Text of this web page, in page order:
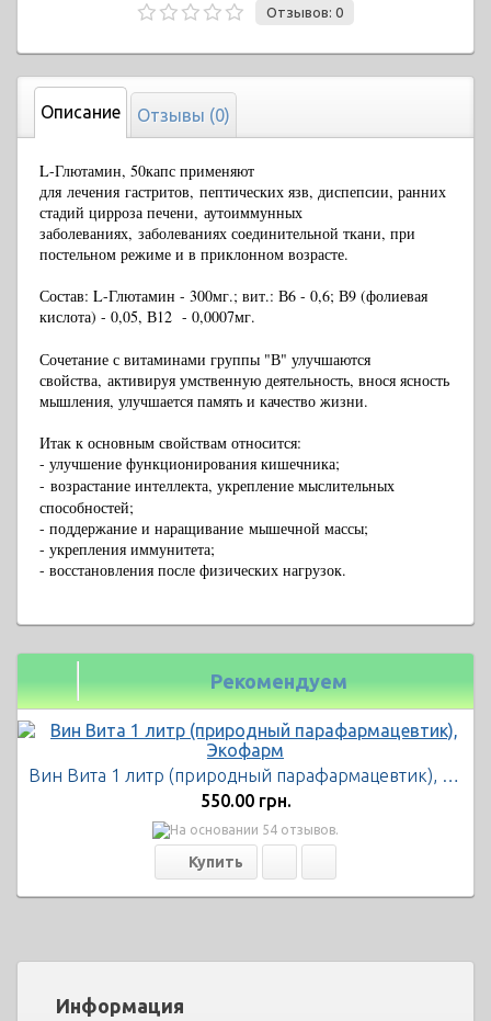
Отзывов: 0
Описание Отзывы (0)
L-Глютамин, 50капс применяют
для лечения гастритов, пептических язв, диспепсии, ранних
стадий цирроза печени, аутоиммунных
заболеваниях, заболеваниях соединительной ткани, при
постельном режиме и в приклонном возрасте.
Состав: L-Глютамин - 300мг.; вит.: В6 - 0,6; В9 (фолиевая
кислота) - 0,05, В12 - 0,0007мг.
Сочетание с витаминами группы "В" улучшаются
свойства, активируя умственную деятельность, внося ясность
мышления, улучшается память и качество жизни.
Итак к основным свойствам относится:
- улучшение функционирования кишечника;
- возрастание интеллекта, укрепление мыслительных
способностей;
- поддержание и наращивание мышечной массы;
- укрепления иммунитета;
- восстановления после физических нагрузок.
Рекомендуем
Вин Вита 1 литр (природный парафармацевтик), Экофарм
550.00 грн.
Информация